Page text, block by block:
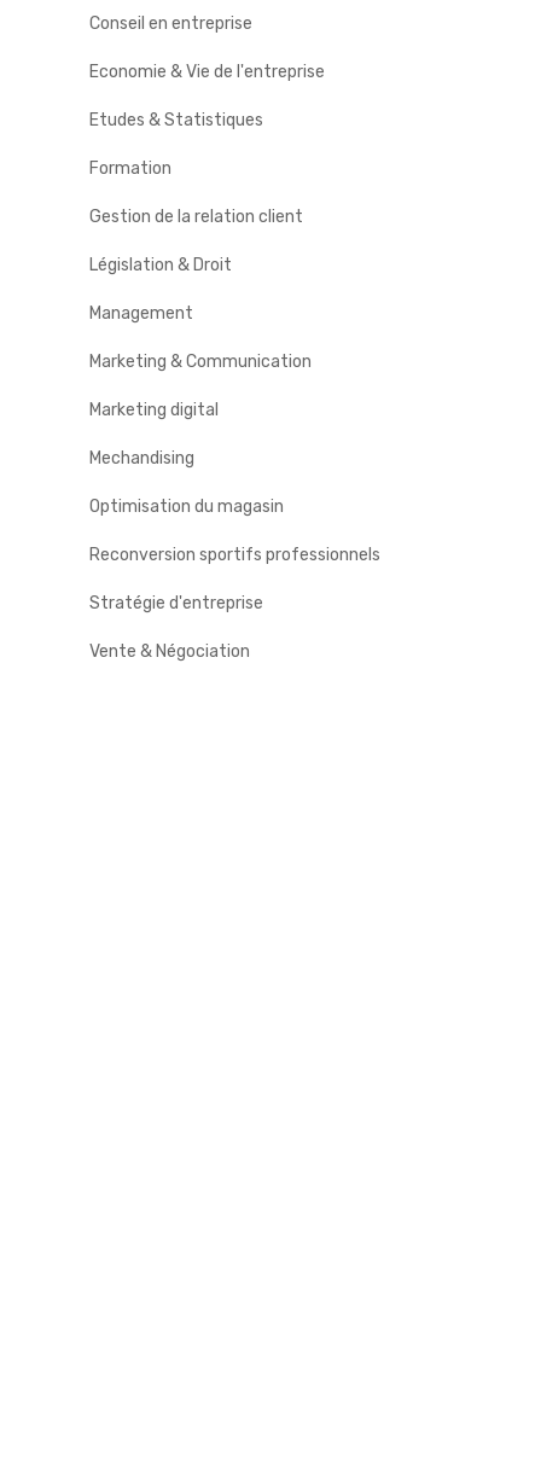
Conseil en entreprise
Economie & Vie de l'entreprise
Etudes & Statistiques
Formation
Gestion de la relation client
Législation & Droit
Management
Marketing & Communication
Marketing digital
Mechandising
Optimisation du magasin
Reconversion sportifs professionnels
Stratégie d'entreprise
Vente & Négociation